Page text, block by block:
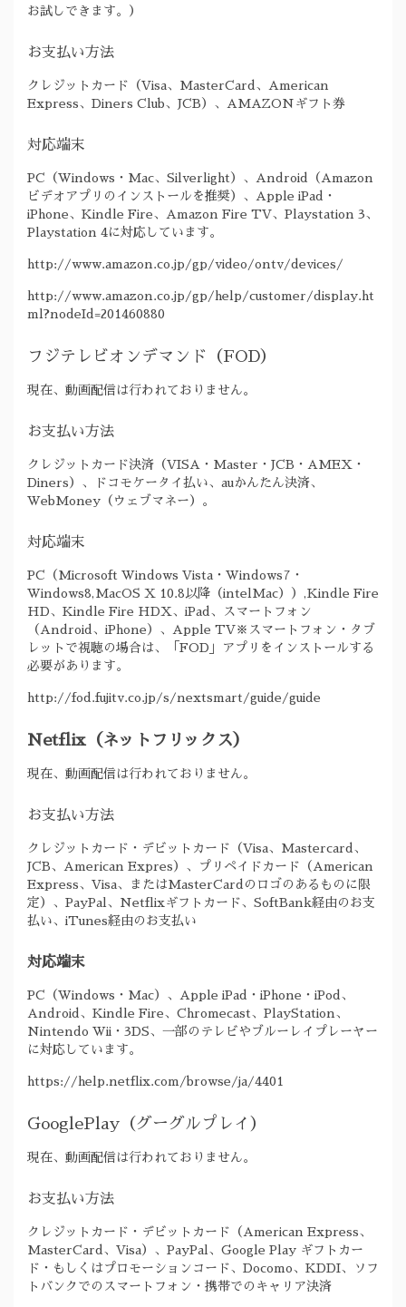
お試しできます。）
お支払い方法
クレジットカード（Visa、MasterCard、American
Express、Diners Club、JCB）、AMAZONギフト券
対応端末
PC（Windows・Mac、Silverlight）、Android（Amazon
ビデオアプリのインストールを推奨）、Apple iPad・
iPhone、Kindle Fire、Amazon Fire TV、Playstation 3、
Playstation 4に対応しています。
http://www.amazon.co.jp/gp/video/ontv/devices/
http://www.amazon.co.jp/gp/help/customer/display.ht
ml?nodeId=201460880
フジテレビオンデマンド（FOD）
現在、動画配信は行われておりません。
お支払い方法
クレジットカード決済（VISA・Master・JCB・AMEX・
Diners）、ドコモケータイ払い、auかんたん決済、
WebMoney（ウェブマネー）。
対応端末
PC（Microsoft Windows Vista・Windows7・
Windows8,MacOS X 10.8以降（intelMac））,Kindle Fire
HD、Kindle Fire HDX、iPad、スマートフォン
（Android、iPhone）、Apple TV※スマートフォン・タブ
レットで視聴の場合は、「FOD」アプリをインストールする
必要があります。
http://fod.fujitv.co.jp/s/nextsmart/guide/guide
Netflix（ネットフリックス）
現在、動画配信は行われておりません。
お支払い方法
クレジットカード・デビットカード（Visa、Mastercard、
JCB、American Expres）、プリペイドカード（American
Express、Visa、またはMasterCardのロゴのあるものに限
定）、PayPal、Netflixギフトカード、SoftBank経由のお支
払い、iTunes経由のお支払い
対応端末
PC（Windows・Mac）、Apple iPad・iPhone・iPod、
Android、Kindle Fire、Chromecast、PlayStation、
Nintendo Wii・3DS、一部のテレビやブルーレイプレーヤー
に対応しています。
https://help.netflix.com/browse/ja/4401
GooglePlay（グーグルプレイ）
現在、動画配信は行われておりません。
お支払い方法
クレジットカード・デビットカード（American Express、
MasterCard、Visa）、PayPal、Google Play ギフトカー
ド・もしくはプロモーションコード、Docomo、KDDI、ソフ
トバンクでのスマートフォン・携帯でのキャリア決済